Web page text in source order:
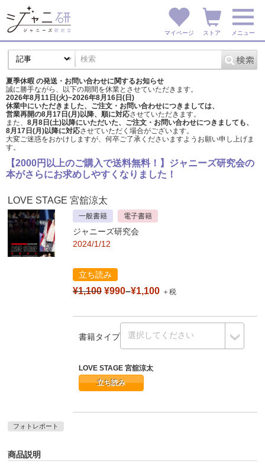
マイページ ストア メニュー
夏季休暇 の発送・お問い合わせに関するお知らせ
誠に勝手ながら、以下の期間を休業とさせていただきます。
2026年8月11日(火)~2026年8月16日(日)
休業中にいただきました、ご注文・お問い合わせにつきましては、
営業再開の8月17日(月)以降、順に対応させていただきます。
また、 8月8日(土)以降にいただいた、ご注文・ お問い合わせにつきましても、
8月17日(月)以降に対応させていただく場合がございます。
大変ご迷惑をおかけしますが、 何卒ご了承くださいますようお願い申し上げま
す。
【2000円以上のご購入で送料無料！】ジャニーズ研究会の
本がさらにお求めしやすくなりました！
LOVE STAGE 宮舘涼太
一般書籍 電子書籍
ジャニーズ研究会
2024/1/12
立ち読み
¥1,100 ¥990–¥1,100 ＋税
書籍タイプ
LOVE STAGE 宮舘涼太
立ち読み
フォトレポート
商品説明